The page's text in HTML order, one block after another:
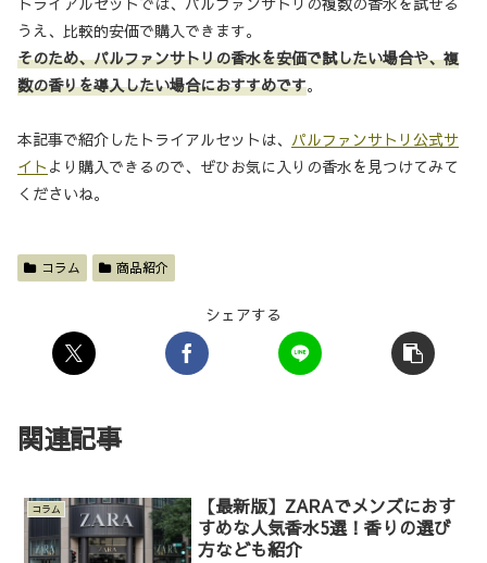
うえ、比較的安価で購入できます。
そのため、パルファンサトリの香水を安価で試したい場合や、複
数の香りを導入したい場合におすすめです。
本記事で紹介したトライアルセットは、 パルファンサトリ公式サ
イト より購入できるので、ぜひお気に入りの香水を見つけてみて
くださいね。
コラム 商品紹介
シェアする
関連記事
コラム
【最新版】ZARAでメンズにおす
すめな人気香水5選！香りの選び
方なども紹介